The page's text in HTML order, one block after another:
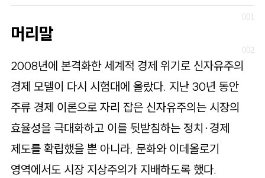
머리말
2008년에 본격화한 세계적 경제 위기로 신자유주의
경제 모델이 다시 시험대에 올랐다. 지난 30년 동안
주류 경제 이론으로 자리 잡은 신자유주의는 시장의
효율성을 극대화하고 이를 뒷받침하는 정치·경제
제도를 확립했을 뿐 아니라, 문화와 이데올로기
영역에서도 시장 지상주의가 지배하도록 했다.